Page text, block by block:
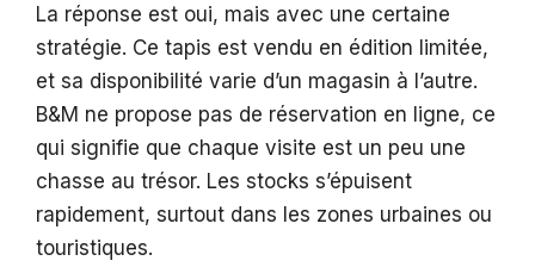
La réponse est oui, mais avec une certaine
stratégie. Ce tapis est vendu en édition limitée,
et sa disponibilité varie d’un magasin à l’autre.
B&M ne propose pas de réservation en ligne, ce
qui signifie que chaque visite est un peu une
chasse au trésor. Les stocks s’épuisent
rapidement, surtout dans les zones urbaines ou
touristiques.